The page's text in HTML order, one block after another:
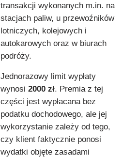
transakcji wykonanych m.in. na
stacjach paliw, u przewoźników
lotniczych, kolejowych i
autokarowych oraz w biurach
podróży.
Jednorazowy limit wypłaty
wynosi 2000 zł. Premia z tej
części jest wypłacana bez
podatku dochodowego, ale jej
wykorzystanie zależy od tego,
czy klient faktycznie ponosi
wydatki objęte zasadami